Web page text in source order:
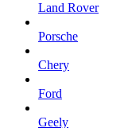
Land Rover
Porsche
Chery
Ford
Geely